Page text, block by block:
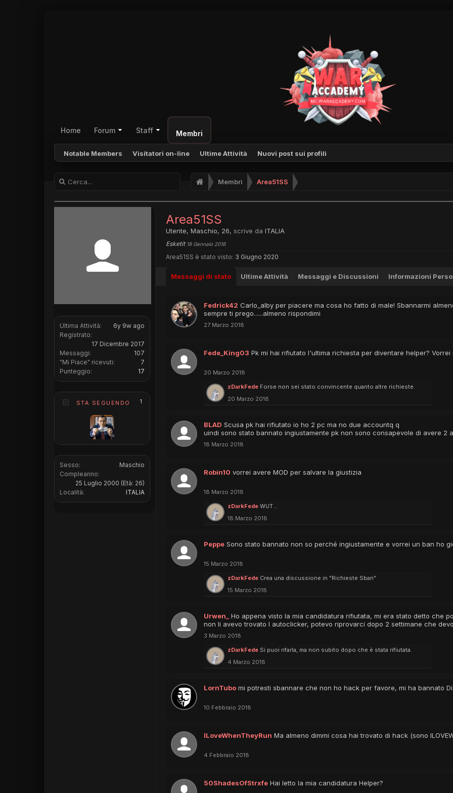
Home Forum Staff Membri
Notable Members Visitatori on-line Ultime Attività Nuovi post sui profili
Membri Area51SS
Ultima Attività:
6y 9w ago
Registrato:
17 Dicembre 2017
Messaggi:
107
"Mi Piace" ricevuti:
7
Punteggio:
17
STA SEGUENDO 1
Sesso:
Maschio
Compleanno:
25 Luglio 2000 (Età: 26)
Località:
ITALIA
Area51SS
Utente, Maschio, 26, scrive da ITALIA
Esketit 18 Gennaio 2018
Area51SS è stato visto: 3 Giugno 2020
Messaggi di stato Ultime Attività Messaggi e Discussioni Informazioni
Fedrick42 Carlo_alby per piacere ma cosa ho fatto di male! Sbannarmi
sempre ti prego......almeno rispondimi
27 Marzo 2018
Fede_King03 Pk mi hai rifiutato l'ultima richiesta per diventare helper?
20 Marzo 2018
zDarkFede Forse non sei stato convincente quanto altre richieste.
20 Marzo 2018
BLAD Scusa pk hai rifiutato io ho 2 pc ma no due accountq q
uindi sono stato bannato ingiustamente pk non sono consapevole di avere 2
18 Marzo 2018
Robin10 vorrei avere MOD per salvare la giustizia
18 Marzo 2018
zDarkFede WUT...
18 Marzo 2018
Peppe Sono stato bannato non so perché ingiustamente e vorrei un ban ho
15 Marzo 2018
zDarkFede Crea una discussione in "Richieste Sban"
15 Marzo 2018
Urwen_
Ho appena visto la mia candidatura rifiutata, mi era stato detto che
non li avevo trovato l autoclicker, potevo riprovarci dopo 2 settimane che
3 Marzo 2018
zDarkFede Si puoi rifarla, ma non subito dopo che è stata rifiutata.
4 Marzo 2018
LornTubo mi potresti sbannare che non ho hack per favore, mi ha bannato
10 Febbraio 2018
ILoveWhenTheyRun Ma almeno dimmi cosa hai trovato di hack (sono
4 Febbraio 2018
50ShadesOfStrxfe Hai letto la mia candidatura Helper?